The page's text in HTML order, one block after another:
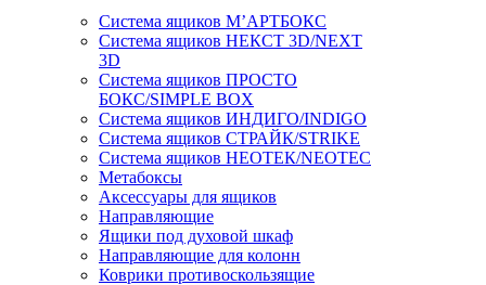
Система ящиков М’АРТБОКС
Система ящиков НЕКСТ 3D/NEXT
3D
Система ящиков ПРОСТО
БОКС/SIMPLE BOX
Система ящиков ИНДИГО/INDIGO
Система ящиков СТРАЙК/STRIKE
Система ящиков НЕОТЕК/NEOTEC
Метабоксы
Аксессуары для ящиков
Направляющие
Ящики под духовой шкаф
Направляющие для колонн
Коврики противоскользящие